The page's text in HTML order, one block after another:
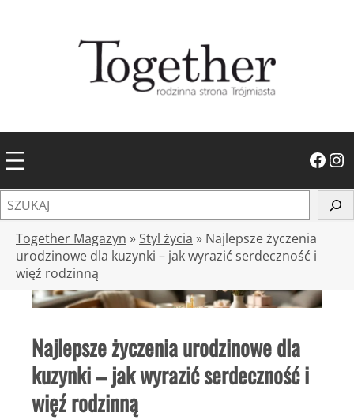
Facebook Instagram
z
Together Magazyn » Styl życia » Najlepsze życzenia
urodzinowe dla kuzynki – jak wyrazić serdeczność i
więź rodzinną
Najlepsze życzenia urodzinowe dla
kuzynki – jak wyrazić serdeczność i
więź rodzinną